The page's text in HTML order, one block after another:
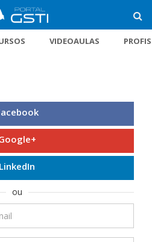
VIDEOAULAS
LinkedIn
ou